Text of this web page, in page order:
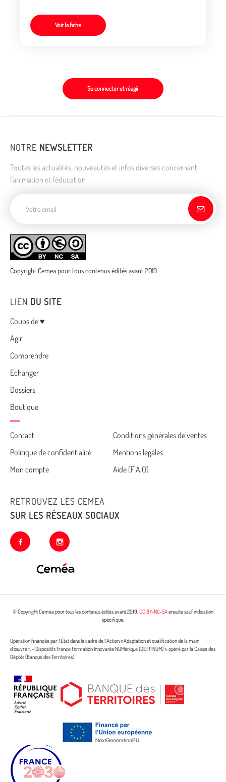
Voir la fiche
Se connecter et réagir
NOTRE NEWSLETTER
Toutes les actualités, nouveautés et infos diverses concernant
l'animation et l'éducation
Copyright Cemea pour tous contenus édités avant 2019
LIEN DU SITE
Menu
Coups de ♥
Agir
Comprendre
Echanger
Dossiers
Boutique
Cemea
footer
Contact
Conditions générales de ventes
Politique de confidentialité
Mentions légales
Mon compte
Aide (F.A.Q)
RETROUVEZ LES CEMEA
SUR LES RÉSEAUX SOCIAUX
facebook instagram
© Copyright Cemea pour tous les contenus édités avant 2019.CC BY-NC-SAensuite sauf indication
spécifique.
Opération financée par l’État dans le cadre de l’Action « Adaptation et qualification de la main
d’œuvre », « Dispositifs France Formation Innovante NUMérique (DEFFINUM) », opéré par la Caisse des
Dépôts (Banque des Territoires)